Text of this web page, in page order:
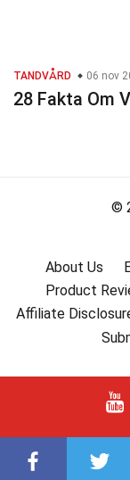
TANDVÅRD 06 nov
28 Fakta Om
©
About Us
Product
Affiliate